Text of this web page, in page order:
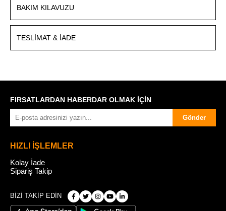
BAKIM KILAVUZU
TESLIMAT & İADE
FIRSATLARDAN HABERDAR OLMAK İÇİN
Gönder
HIZLI İŞLEMLER
Kolay İade
Sipariş Takip
BİZİ TAKİP EDİN